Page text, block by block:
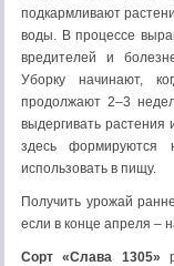
подкармливают
воды. В процессе
вредителей и
Уборку начинают,
продолжают 2–3
выдергивать растения
здесь формируются
использовать в пищу.
Получить урожай
если в конце апреля –
Сорт «Слава 1305»